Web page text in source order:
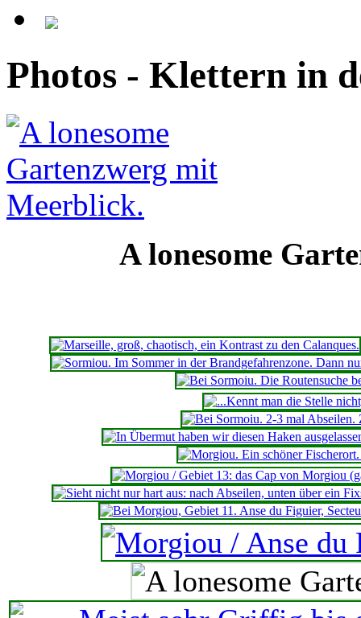
Photos - Klettern in
A lonesome